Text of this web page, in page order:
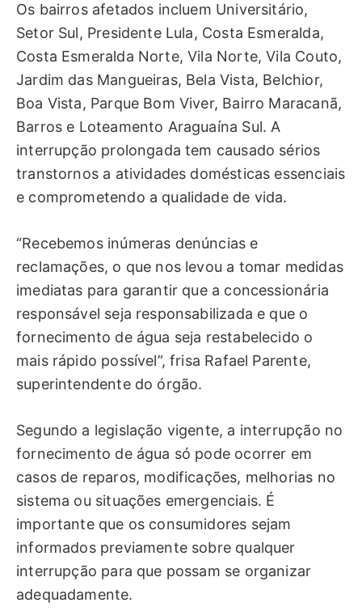
Os bairros afetados incluem Universitário,
Setor Sul, Presidente Lula, Costa Esmeralda,
Costa Esmeralda Norte, Vila Norte, Vila Couto,
Jardim das Mangueiras, Bela Vista, Belchior,
Boa Vista, Parque Bom Viver, Bairro Maracanã,
Barros e Loteamento Araguaína Sul. A
interrupção prolongada tem causado sérios
transtornos a atividades domésticas essenciais
e comprometendo a qualidade de vida.
“Recebemos inúmeras denúncias e
reclamações, o que nos levou a tomar medidas
imediatas para garantir que a concessionária
responsável seja responsabilizada e que o
fornecimento de água seja restabelecido o
mais rápido possível”, frisa Rafael Parente,
superintendente do órgão.
Segundo a legislação vigente, a interrupção no
fornecimento de água só pode ocorrer em
casos de reparos, modificações, melhorias no
sistema ou situações emergenciais. É
importante que os consumidores sejam
informados previamente sobre qualquer
interrupção para que possam se organizar
adequadamente.